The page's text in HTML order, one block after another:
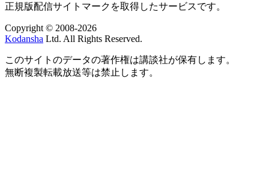
正規版配信サイトマークを取得したサービスです。
Copyright © 2008-2026
Kodansha Ltd. All Rights Reserved.
このサイトのデータの著作権は講談社が保有します。
無断複製転載放送等は禁止します。